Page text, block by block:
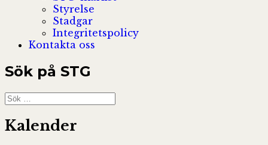
Styrelse
Stadgar
Integritetspolicy
Kontakta oss
Sök på STG
Sök
efter:
Kalender